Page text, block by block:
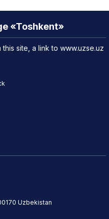
«Toshkent»
site, a link to www.uzse.uz
Uzbekistan